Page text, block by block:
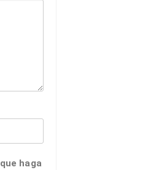
haga